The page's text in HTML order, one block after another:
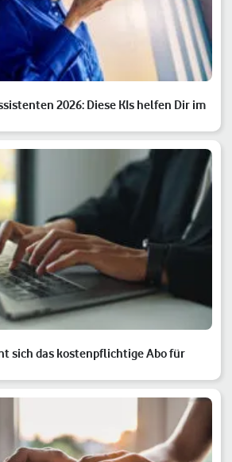
2026: Diese KIs helfen Dir im
sich das kostenpflichtige Abo für